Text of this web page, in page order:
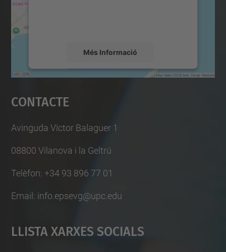
Més Informació
Accepta
powered by
Contacte
Avinguda Víctor Balaguer 1
08800 Vilanova i la Geltrú
Telèfon: +34 93 896 77 01
Email: info.epsevg@upc.edu
Llista Xarxes Socials